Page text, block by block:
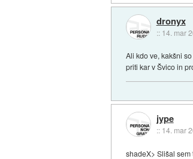
dronyx
:: 14. mar
Ali kdo ve, kakšni
priti kar v Švico in
jype
:: 14. mar
shadeX> Slišal